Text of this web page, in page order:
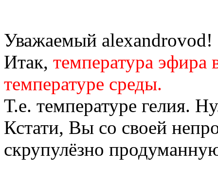
Уважаемый alexandrovod!
Итак, температура эфира
температуре среды.
Т.е. температуре гелия.
Кстати, Вы со своей
скрупулёзно